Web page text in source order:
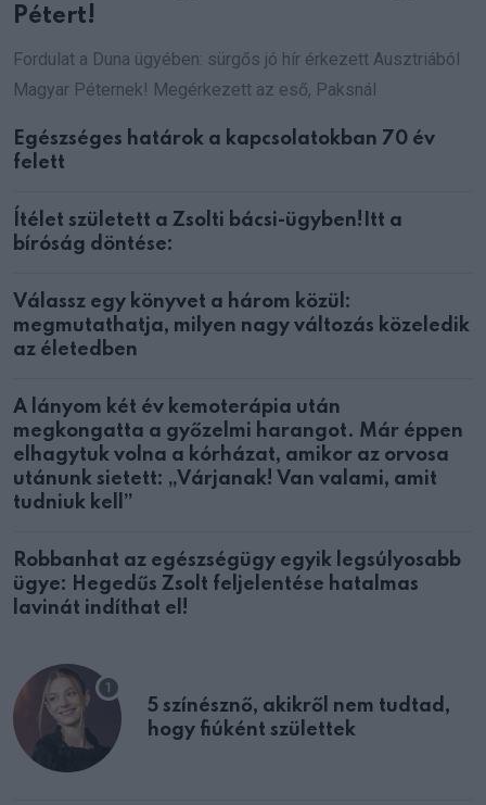
Pétert!
Fordulat a Duna ügyében: sürgős jó hír érkezett Ausztriából
Magyar Péternek! Megérkezett az eső, Paksnál
Egészséges határok a kapcsolatokban 70 év
felett
Ítélet született a Zsolti bácsi-ügyben!Itt a
bíróság döntése:
Válassz egy könyvet a három közül:
megmutathatja, milyen nagy változás közeledik
az életedben
A lányom két év kemoterápia után
megkongatta a győzelmi harangot. Már éppen
elhagytuk volna a kórházat, amikor az orvosa
utánunk sietett: „Várjanak! Van valami, amit
tudniuk kell”
Robbanhat az egészségügy egyik legsúlyosabb
ügye: Hegedűs Zsolt feljelentése hatalmas
lavinát indíthat el!
5 színésznő, akikről nem tudtad,
hogy fiúként születtek